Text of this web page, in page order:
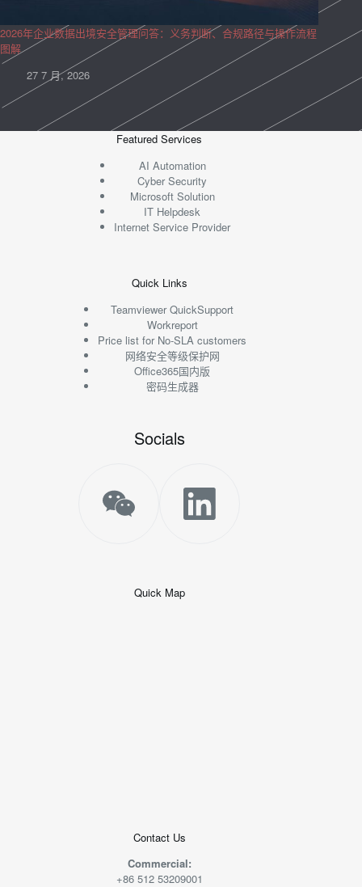
2026年企业数据出境安全管理问答：义务判断、合规路径与操作流程
图解
27 7 月, 2026
Featured Services
AI Automation
Cyber Security
Microsoft Solution
IT Helpdesk
Internet Service Provider
Quick Links
Teamviewer QuickSupport
Workreport
Price list for No-SLA customers
网络安全等级保护网
Office365国内版
密码生成器
Socials
Quick Map
Contact Us
Commercial:
+86 512 53209001